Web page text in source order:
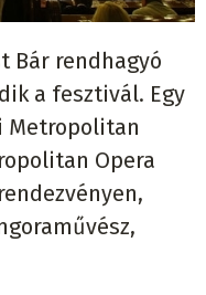
Bár rendhagyó
a fesztivál. Egy
Metropolitan
Opera